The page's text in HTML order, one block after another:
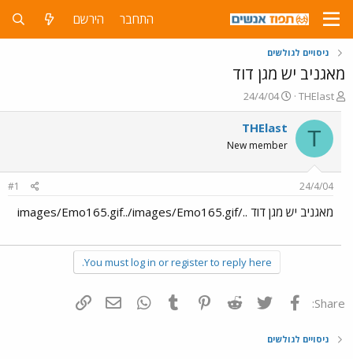
התחבר הירשם
ניסויים לגולשים
מאגניב יש מגן דוד
פ
ו
ת
ח
ה
ש
א
THElast
פ
ו
ר
ם
ר
24/4/04
T
THElast
New member
24/4/04
#1
מאגניב יש מגן דוד ../images/Emo165.gif../images/Emo165.gif
You must log in or register to reply here.
Share: פייסבוק Twitter
Reddit
Pinterest
Tumblr
WhatsAppדואר אלקטרוני
ניסויים לגולשים